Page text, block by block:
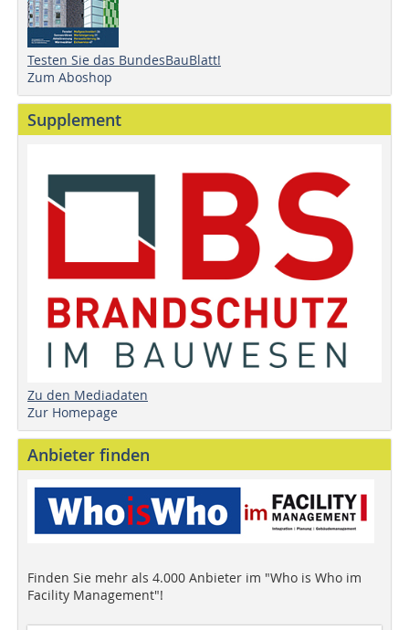
Testen Sie das BundesBauBlatt!
Zum Aboshop
Supplement
Zu den Mediadaten
Zur Homepage
Anbieter finden
Finden Sie mehr als 4.000 Anbieter im "Who is Who im
Facility Management"!